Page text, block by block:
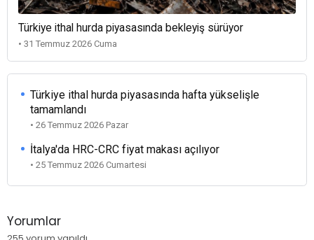
Türkiye ithal hurda piyasasında bekleyiş sürüyor
• 31 Temmuz 2026 Cuma
Türkiye ithal hurda piyasasında hafta yükselişle
tamamlandı
• 26 Temmuz 2026 Pazar
İtalya'da HRC-CRC fiyat makası açılıyor
• 25 Temmuz 2026 Cumartesi
Yorumlar